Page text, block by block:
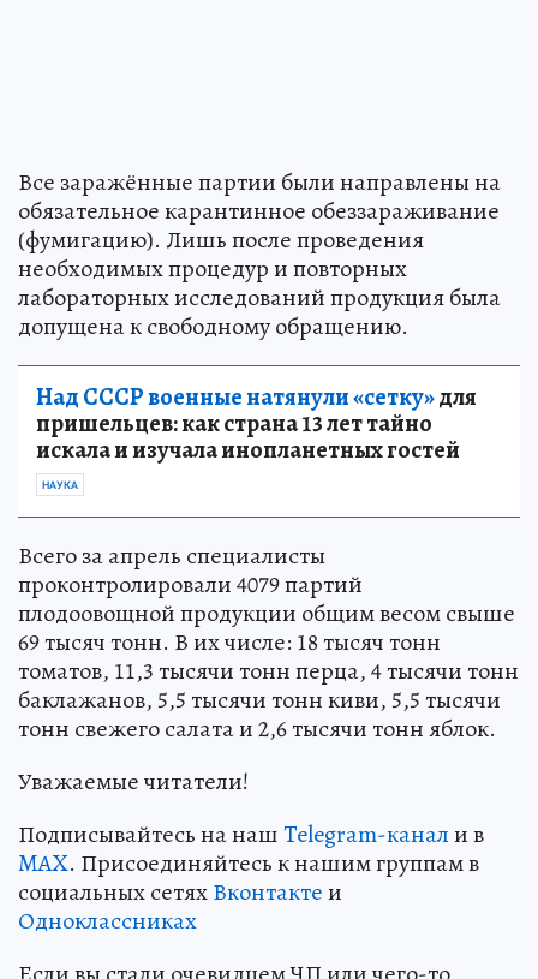
Все заражённые партии были направлены на
обязательное карантинное обеззараживание
(фумигацию). Лишь после проведения
необходимых процедур и повторных
лабораторных исследований продукция была
допущена к свободному обращению.
Над СССР военные натянули «сетку»для
пришельцев: как страна 13 лет тайно
искала и изучала инопланетных гостей
НАУКА
Всего за апрель специалисты
проконтролировали 4079 партий
плодоовощной продукции общим весом свыше
69 тысяч тонн. В их числе: 18 тысяч тонн
томатов, 11,3 тысячи тонн перца, 4 тысячи тонн
баклажанов, 5,5 тысячи тонн киви, 5,5 тысячи
тонн свежего салата и 2,6 тысячи тонн яблок.
Уважаемые читатели!
Подписывайтесь на нашTelegram-канали в
MAX. Присоединяйтесь к нашим группам в
социальных сетяхВконтактеи
Одноклассниках